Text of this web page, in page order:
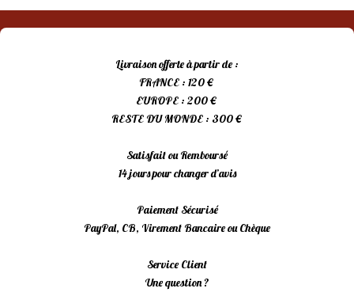
Livraison offerte à partir de :
FRANCE : 120 €
EUROPE : 200 €
RESTE DU MONDE : 300 €
Satisfait ou Remboursé
14 jours pour changer d’avis
Paiement Sécurisé
PayPal, CB, Virement Bancaire ou Chèque
Service Client
Une question ?